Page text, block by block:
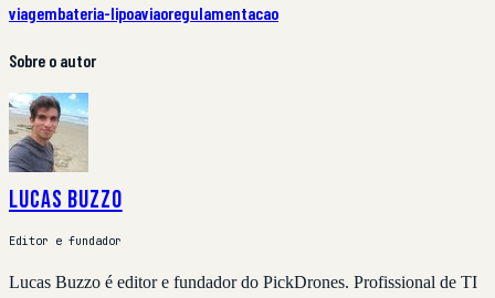
viagembateria-lipoaviaoregulamentacao
Sobre o autor
Lucas Buzzo
Editor e fundador
Lucas Buzzo é editor e fundador do PickDrones. Profissional de TI